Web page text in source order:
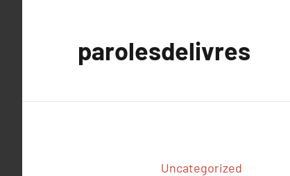
parolesdelivres
Uncategorized